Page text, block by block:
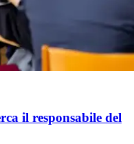
il responsabile del